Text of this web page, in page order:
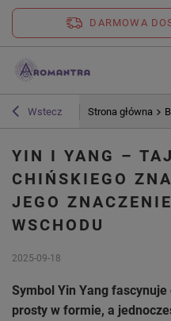
DARMOWA
Wstecz Strona główna
YIN I YANG –
CHIŃSKIEGO
JEGO
WSCHODU
2025-09-18
Symbol Yin Yang
prosty w formie, a